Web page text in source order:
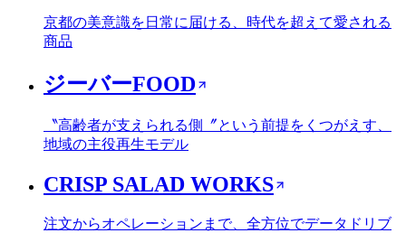
京都の美意識を日常に届ける、時代を超えて愛される
商品
ジーバーFOOD
〝高齢者が支えられる側〞という前提をくつがえす、
地域の主役再生モデル
CRISP SALAD WORKS
注文からオペレーションまで、全方位でデータドリブ